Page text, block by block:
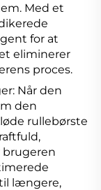
Med et
for at
eliminerer
proces.
Når den
den
rullebørste
brugeren
til længere,